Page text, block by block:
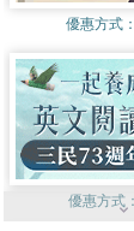
優惠方式：
優惠方式